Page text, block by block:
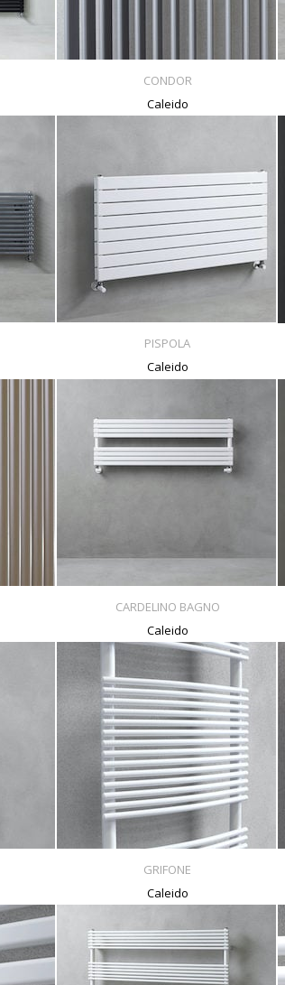
CONDOR
Caleido
PISPOLA
Caleido
CARDELINO BAGNO
Caleido
GRIFONE
Caleido